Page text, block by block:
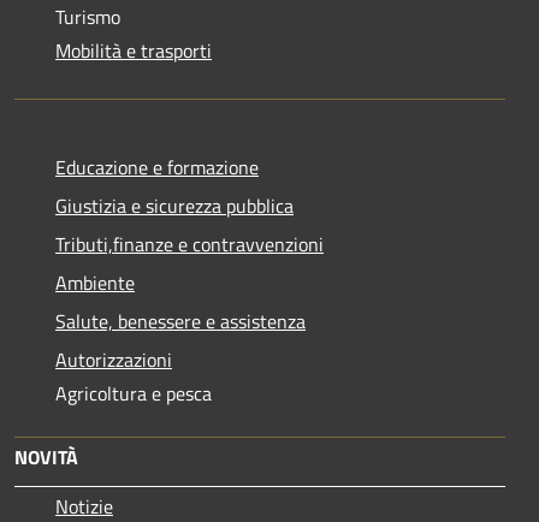
Turismo
Mobilità e trasporti
Educazione e formazione
Giustizia e sicurezza pubblica
Tributi,finanze e contravvenzioni
Ambiente
Salute, benessere e assistenza
Autorizzazioni
Agricoltura e pesca
NOVITÀ
Notizie